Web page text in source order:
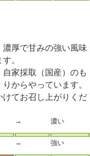
厚で甘みの強い風味
。
家採取（国産）のも
からやっています。
てお召し上がりくだ
→ 濃い
→ 強い